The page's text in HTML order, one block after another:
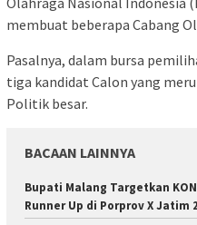
membuat beberapa Cabang
Pasalnya, dalam bursa
tiga kandidat Calon yang
Politik besar.
BACAAN LAINNYA
Bupati Malang Targetkan
Runner Up di Porprov X Jatim